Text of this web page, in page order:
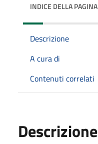
INDICE DELLA PAGINA
Descrizione
A cura di
Contenuti correlati
Descrizione